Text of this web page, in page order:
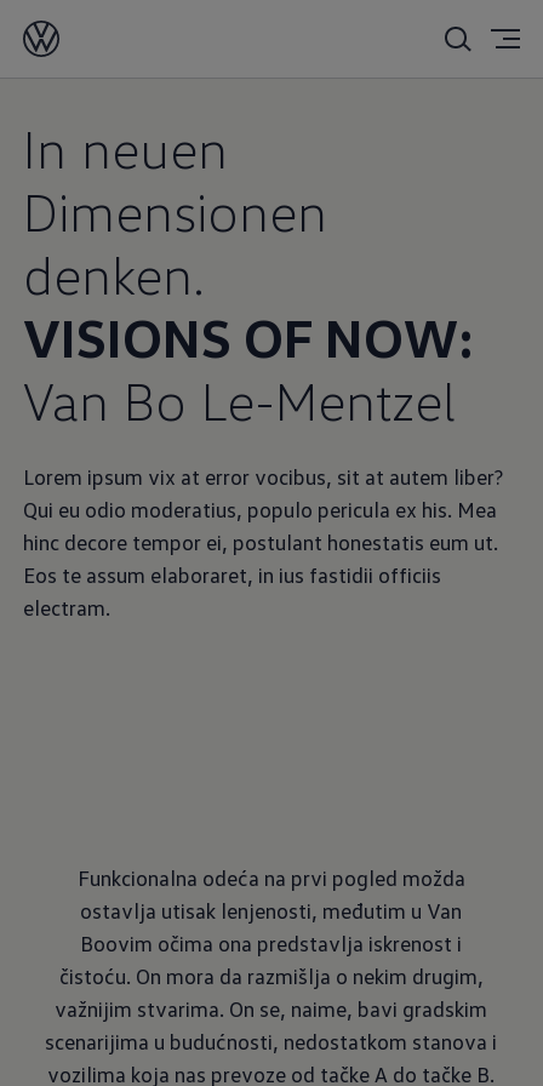
In neuen
Dimensionen
denken.
VISIONS OF NOW:
Van Bo Le-Mentzel
Lorem ipsum vix at error vocibus, sit at autem liber?
Qui eu odio moderatius, populo pericula ex his. Mea
hinc decore tempor ei, postulant honestatis eum ut.
Eos te assum elaboraret, in ius fastidii officiis
electram.
Funkcionalna odeća na prvi pogled možda
ostavlja utisak lenjenosti, međutim u Van
Boovim očima ona predstavlja iskrenost i
čistoću. On mora da razmišlja o nekim drugim,
važnijim stvarima. On se, naime, bavi gradskim
scenarijima u budućnosti, nedostatkom stanova i
vozilima koja nas prevoze od tačke A do tačke B.